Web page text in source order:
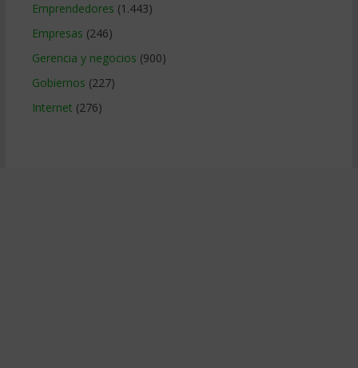
Emprendedores (1.443)
Empresas (246)
Gerencia y negocios (900)
Gobiernos (227)
Internet (276)